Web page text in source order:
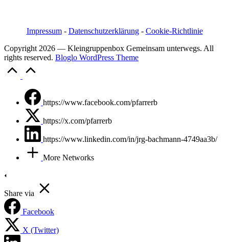
Impressum- Datenschutzerklärung- Cookie-Richtlinie
Copyright 2026 — Kleingruppenbox Gemeinsam unterwegs. All
rights reserved. Bloglo WordPress Theme
https://www.facebook.com/pfarrerb
https://x.com/pfarrerb
https://www.linkedin.com/in/jrg-bachmann-4749aa3b/
More Networks
Share via
Facebook
X (Twitter)